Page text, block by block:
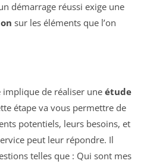
démarrage réussi exige une
sur les éléments que l’on
implique de réaliser une étude
étape va vous permettre de
potentiels, leurs besoins, et
peut leur répondre. Il
telles que : Qui sont mes